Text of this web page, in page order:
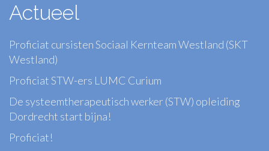
Actueel
Proficiat cursisten Sociaal Kernteam Westland (SKT
Westland)
Proficiat STW-ers LUMC Curium
De systeemtherapeutisch werker (STW) opleiding
Dordrecht start bijna!
Proficiat!